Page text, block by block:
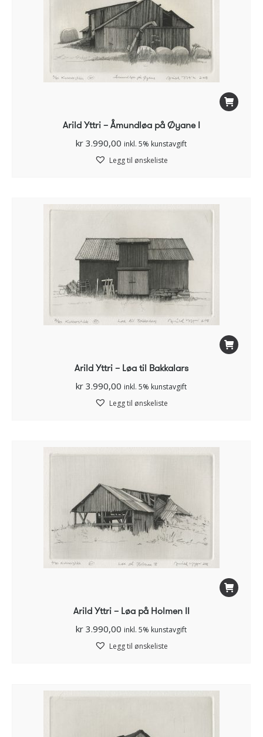
Arild Yttri – Åmundløa på Øyane I
kr 3.990,00 inkl. 5% kunstavgift
Legg til ønskeliste
Arild Yttri – Løa til Bakkalars
kr 3.990,00 inkl. 5% kunstavgift
Legg til ønskeliste
Arild Yttri – Løa på Holmen II
kr 3.990,00 inkl. 5% kunstavgift
Legg til ønskeliste